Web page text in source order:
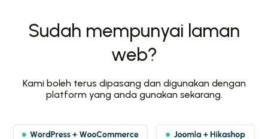
Sudah mempunyai laman
web?
Kami boleh terus dipasang dan digunakan dengan
platform yang anda gunakan sekarang.